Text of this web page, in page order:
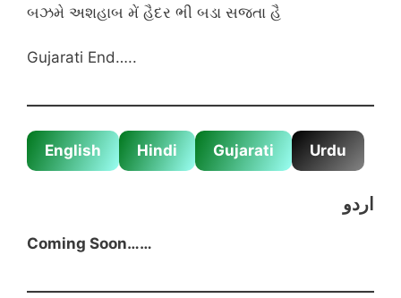
બઝમે અશહાબ મેં હૈદર ભી બડા સજતા હૈ
Gujarati End…..
English Hindi Gujarati Urdu
اردو
Coming Soon……